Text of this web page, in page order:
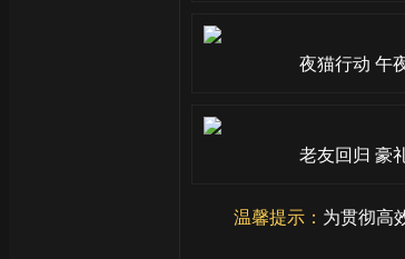
夜猫行动 午
老友回归 豪
温馨提示： 为贯彻高